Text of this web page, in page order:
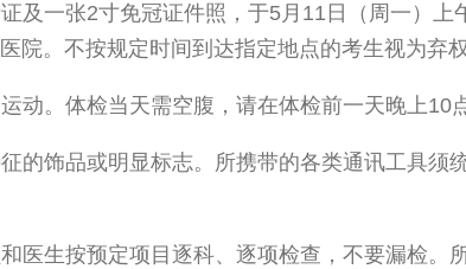
一张2寸免冠证件照，于5月11日（周一）上
院。不按规定时间到达指定地点的考生视为弃
。体检当天需空腹，请在体检前一天晚上10点
饰品或明显标志。所携带的各类通讯工具须
生按预定项目逐科、逐项检查，不要漏检。